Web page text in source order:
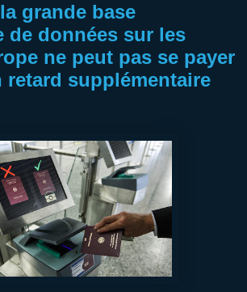
grande base
de données sur les
ne peut pas se payer
retard supplémentaire